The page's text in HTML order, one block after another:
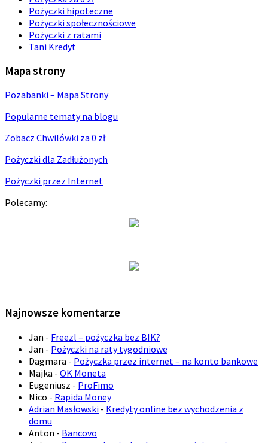
Pożyczki hipoteczne
Pożyczki społecznościowe
Pożyczki z ratami
Tani Kredyt
Mapa strony
Pozabanki – Mapa Strony
Popularne tematy na blogu
Zobacz Chwilówki za 0 zł
Pożyczki dla Zadłużonych
Pożyczki przez Internet
Polecamy:
Najnowsze komentarze
Jan - Freezl – pożyczka bez BIK?
Jan - Pożyczki na raty tygodniowe
Dagmara - Pożyczka przez internet – na konto bankowe
Majka - OK Moneta
Eugeniusz - ProFimo
Nico - Rapida Money
Adrian Masłowski - Kredyty online bez wychodzenia z
domu
Anton - Bancovo